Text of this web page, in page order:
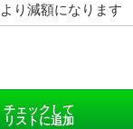
り減額になります
チェックして
リストに追加